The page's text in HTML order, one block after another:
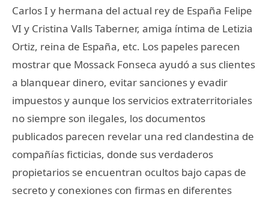
Carlos I y hermana del actual rey de España Felipe
VI y Cristina Valls Taberner, amiga íntima de Letizia
Ortiz, reina de España, etc. Los papeles parecen
mostrar que Mossack Fonseca ayudó a sus clientes
a blanquear dinero, evitar sanciones y evadir
impuestos y aunque los servicios extraterritoriales
no siempre son ilegales, los documentos
publicados parecen revelar una red clandestina de
compañías ficticias, donde sus verdaderos
propietarios se encuentran ocultos bajo capas de
secreto y conexiones con firmas en diferentes